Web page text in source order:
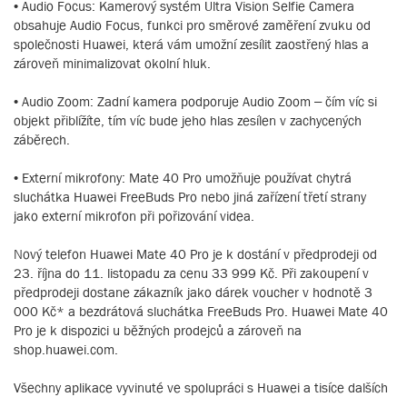
• Audio Focus: Kamerový systém Ultra Vision Selfie Camera
obsahuje Audio Focus, funkci pro směrové zaměření zvuku od
společnosti Huawei, která vám umožní zesílit zaostřený hlas a
zároveň minimalizovat okolní hluk.
• Audio Zoom: Zadní kamera podporuje Audio Zoom – čím víc si
objekt přiblížíte, tím víc bude jeho hlas zesílen v zachycených
záběrech.
• Externí mikrofony: Mate 40 Pro umožňuje používat chytrá
sluchátka Huawei FreeBuds Pro nebo jiná zařízení třetí strany
jako externí mikrofon při pořizování videa.
Nový telefon Huawei Mate 40 Pro je k dostání v předprodeji od
23. října do 11. listopadu za cenu 33 999 Kč. Při zakoupení v
předprodeji dostane zákazník jako dárek voucher v hodnotě 3
000 Kč* a bezdrátová sluchátka FreeBuds Pro. Huawei Mate 40
Pro je k dispozici u běžných prodejců a zároveň na
shop.huawei.com.
Všechny aplikace vyvinuté ve spolupráci s Huawei a tisíce dalších